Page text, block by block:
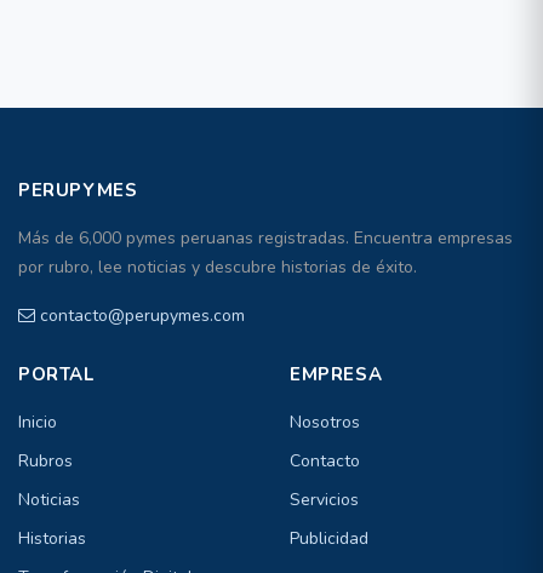
PERUPYMES
Más de 6,000 pymes peruanas registradas. Encuentra empresas
por rubro, lee noticias y descubre historias de éxito.
contacto@perupymes.com
PORTAL
Inicio
Rubros
Noticias
Historias
EMPRESA
Nosotros
Contacto
Servicios
Publicidad